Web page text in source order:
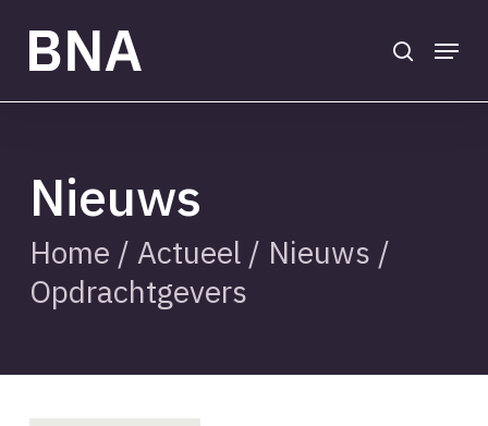
main
Menu
Nieuws
Home / Actueel/ Nieuws /
Opdrachtgevers
Close